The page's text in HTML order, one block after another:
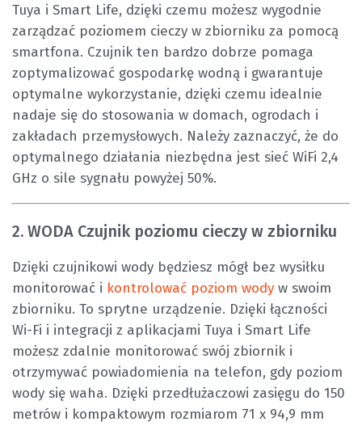
Tuya i Smart Life, dzięki czemu możesz wygodnie
zarządzać poziomem cieczy w zbiorniku za pomocą
smartfona. Czujnik ten bardzo dobrze pomaga
zoptymalizować gospodarkę wodną i gwarantuje
optymalne wykorzystanie, dzięki czemu idealnie
nadaje się do stosowania w domach, ogrodach i
zakładach przemysłowych. Należy zaznaczyć, że do
optymalnego działania niezbędna jest sieć WiFi 2,4
GHz o sile sygnału powyżej 50%.
2. WODA Czujnik poziomu cieczy w zbiorniku
Dzięki czujnikowi wody będziesz mógł bez wysiłku
monitorować i kontrolować poziom wody w swoim
zbiorniku. To sprytne urządzenie. Dzięki łączności
Wi-Fi i integracji z aplikacjami Tuya i Smart Life
możesz zdalnie monitorować swój zbiornik i
otrzymywać powiadomienia na telefon, gdy poziom
wody się waha. Dzięki przedłużaczowi zasięgu do 150
metrów i kompaktowym rozmiarom 71 x 94,9 mm